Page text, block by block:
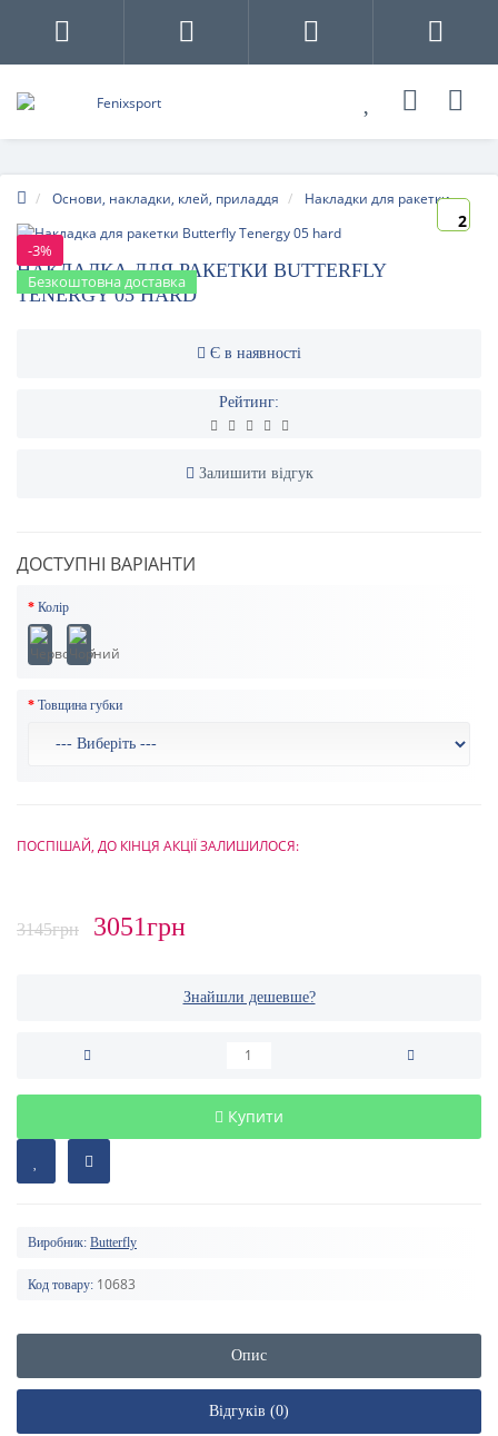
Основи, накладки, клей, приладдя Накладки для ракетки
-3%
Безкоштовна доставка
2
НАКЛАДКА ДЛЯ РАКЕТКИ BUTTERFLY
TENERGY 05 HARD
Є в наявності
Рейтинг:
Залишити відгук
ДОСТУПНІ ВАРІАНТИ
Колір
Товщина губки
ПОСПІШАЙ, ДО КІНЦЯ АКЦІЇ ЗАЛИШИЛОСЯ:
3145грн 3051грн
Знайшли дешевше?
Купити
Виробник: Butterfly
Код товару: 10683
Опис
Відгуків (0)